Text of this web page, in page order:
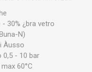
30% ¿bra vetro
N)
Àusso
0,5 - 10 bar
60°C